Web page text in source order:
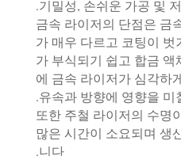
기밀성, 손쉬운 가공 및
금속 라이저의 단점은 금
가 매우 다르고 코팅이
가 부식되기 쉽고 합금
에 금속 라이저가 심각하
유속과 방향에 영향을 미
또한 주철 라이저의 수명
많은 시간이 소요되며 생
니다.